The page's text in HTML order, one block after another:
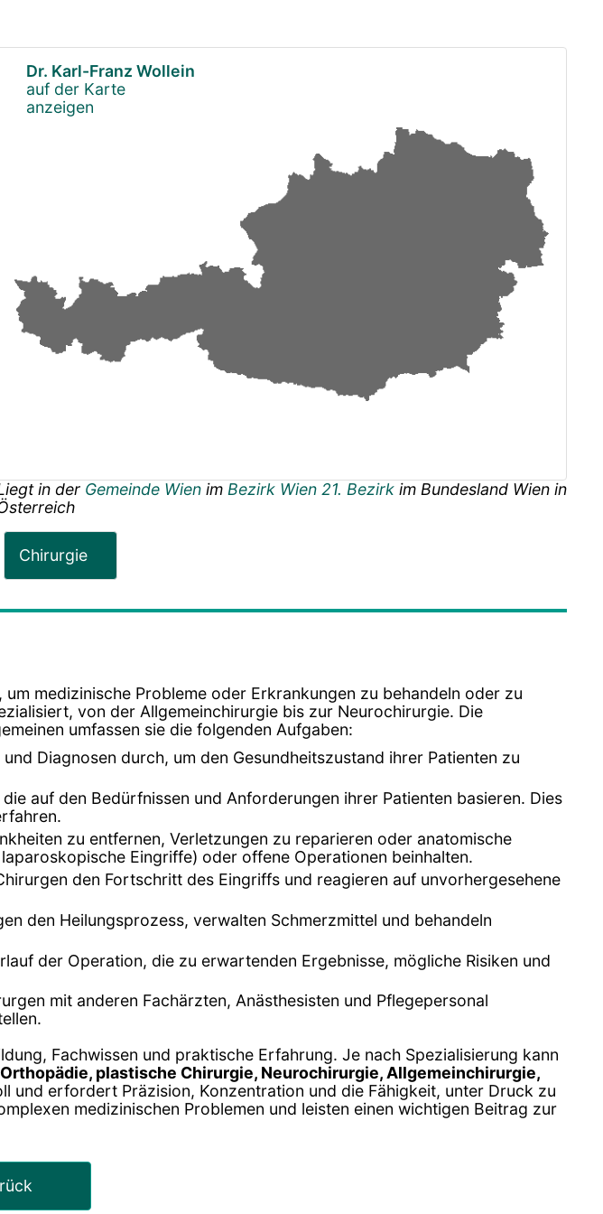
Dr. Karl-Franz Wollein
auf der Karte
anzeigen
in der Gemeinde Wien im Bezirk Wien 21. Bezirk im Bundesland Wien in
Chirurgie
medizinische Probleme oder Erkrankungen zu behandeln oder zu
von der Allgemeinchirurgie bis zur Neurochirurgie. Die
umfassen sie die folgenden Aufgaben:
Diagnosen durch, um den Gesundheitszustand ihrer Patienten zu
auf den Bedürfnissen und Anforderungen ihrer Patienten basieren. Dies
zu entfernen, Verletzungen zu reparieren oder anatomische
Eingriffe) oder offene Operationen beinhalten.
den Fortschritt des Eingriffs und reagieren auf unvorhergesehene
den Heilungsprozess, verwalten Schmerzmittel und behandeln
der Operation, die zu erwartenden Ergebnisse, mögliche Risiken und
mit anderen Fachärzten, Anästhesisten und Pflegepersonal
Fachwissen und praktische Erfahrung. Je nach Spezialisierung kann
plastische Chirurgie, Neurochirurgie, Allgemeinchirurgie,
und erfordert Präzision, Konzentration und die Fähigkeit, unter Druck zu
medizinischen Problemen und leisten einen wichtigen Beitrag zur